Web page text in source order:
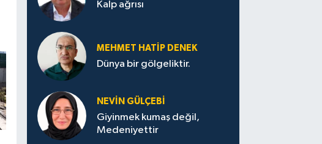
Kalp ağrısı
MEHMET HATİP DENEK
Dünya bir gölgeliktir.
NEVİN GÜLÇEBİ
Giyinmek kumaş değil,
Medeniyettir